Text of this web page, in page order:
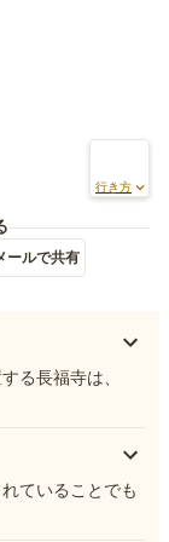
行き方
ールで共有
る長福寺は、
ていることでも